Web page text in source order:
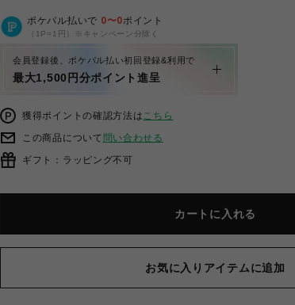
ポケパル払いで 0〜0ポイント
（1P=1円）※キャンペーン分除く
会員登録後、ポケパル払い初回登録&利用で
最大1,500円分ポイント進呈
獲得ポイントの確認方法はこちら
この商品について 問い合わせる
ギフト：ラッピング不可
カートに入れる
お気に入りアイテムに追加